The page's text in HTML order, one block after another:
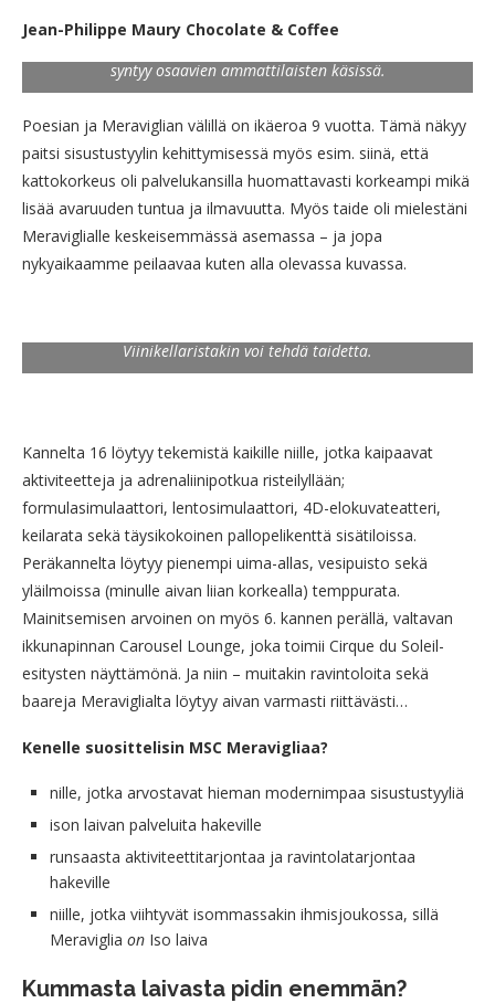
Jean-Philippe Maury Chocolate & Coffee
olevien, uskomattomien suklaaluomusten ansiosta. Täysin
syntyy osaavien ammattilaisten käsissä.
Poesian ja Meraviglian välillä on ikäeroa 9 vuotta. Tämä näkyy
paitsi sisustustyylin kehittymisessä myös esim. siinä, että
kattokorkeus oli palvelukansilla huomattavasti korkeampi mikä
lisää avaruuden tuntua ja ilmavuutta. Myös taide oli mielestäni
Meraviglialle keskeisemmässä asemassa – ja jopa
nykyaikaamme peilaavaa kuten alla olevassa kuvassa.
Viinikellaristakin voi tehdä taidetta.
Kannelta 16 löytyy tekemistä kaikille niille, jotka kaipaavat
aktiviteetteja ja adrenaliinipotkua risteilyllään;
formulasimulaattori, lentosimulaattori, 4D-elokuvateatteri,
keilarata sekä täysikokoinen pallopelikenttä sisätiloissa.
Peräkannelta löytyy pienempi uima-allas, vesipuisto sekä
yläilmoissa (minulle aivan liian korkealla) temppurata.
Mainitsemisen arvoinen on myös 6. kannen perällä, valtavan
ikkunapinnan Carousel Lounge, joka toimii Cirque du Soleil-
esitysten näyttämönä. Ja niin – muitakin ravintoloita sekä
baareja Meraviglialta löytyy aivan varmasti riittävästi…
Kenelle suosittelisin MSC Meravigliaa?
nille, jotka arvostavat hieman modernimpaa sisustustyyliä
ison laivan palveluita hakeville
runsaasta aktiviteettitarjontaa ja ravintolatarjontaa
hakeville
niille, jotka viihtyvät isommassakin ihmisjoukossa, sillä
Meraviglia on Iso laiva
Kummasta laivasta pidin enemmän?